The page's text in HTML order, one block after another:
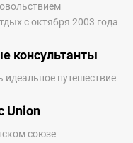
с октября 2003 года
консультанты
путешествие
Union
союзе